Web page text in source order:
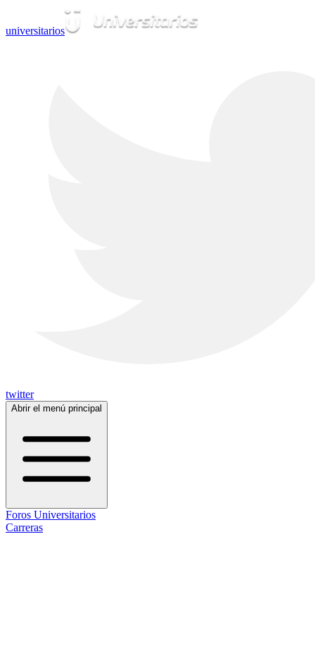
universitarios
twitter
Abrir el menú principal
Foros Universitarios
Carreras